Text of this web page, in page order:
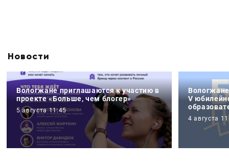
Новости
Вологжане приглашаются к участию в
проекте «Больше, чем блогер»
5 августа 11:45
V
4 августа